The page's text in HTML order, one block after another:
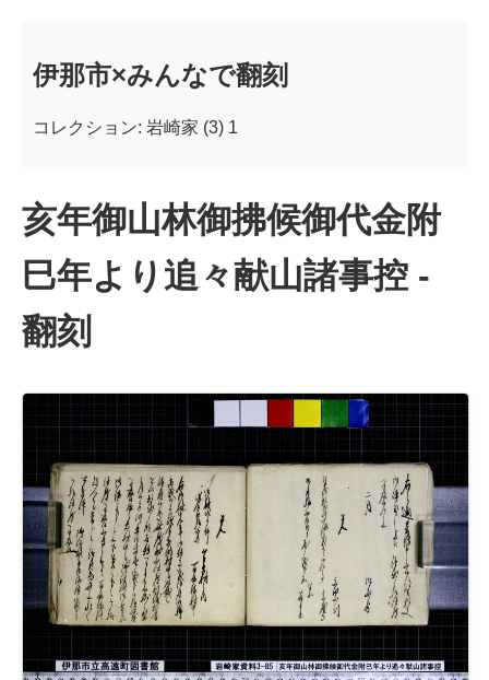
伊那市×みんなで翻刻
コレクション: 岩崎家 (3) 1
亥年御山林御拂候御代金附
巳年より追々献山諸事控 -
翻刻